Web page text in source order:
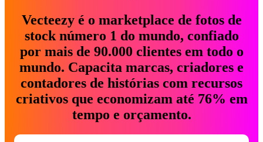
Vecteezy é o marketplace de fotos de
stock número 1 do mundo, confiado
por mais de 90.000 clientes em todo o
mundo. Capacita marcas, criadores e
contadores de histórias com recursos
criativos que economizam até 76% em
tempo e orçamento.